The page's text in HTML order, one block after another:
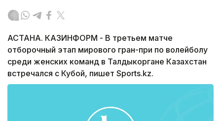
АСТАНА. КАЗИНФОРМ - В третьем матче
отборочный этап мирового гран-при по волейболу
среди женских команд в Талдыкоргане Казахстан
встречался с Кубой, пишет Sports.kz.